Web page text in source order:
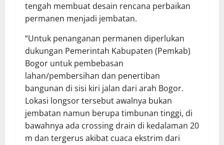
tengah membuat desain rencana perbaikan
permanen menjadi jembatan.
“Untuk penanganan permanen diperlukan
dukungan Pemerintah Kabupaten (Pemkab)
Bogor untuk pembebasan
lahan/pembersihan dan penertiban
bangunan di sisi kiri jalan dari arah Bogor.
Lokasi longsor tersebut awalnya bukan
jembatan namun berupa timbunan tinggi, di
bawahnya ada crossing drain di kedalaman 20
m dan tergerus akibat cuaca ekstrim dari